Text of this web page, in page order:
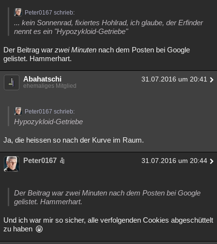
Peter0167 schrieb:
... kein Sonnenrad, fixiertes Hohlrad, ich glaube, der Erfinder
nennt es ein "Hypozykloid-Getriebe"
Der Beitrag war zwei Minuten nach dem Posten bei Google
gelistet. Hammerhart.
Abahatschi 31.07.2016 um 20:41
ehemaliges Mitglied
Peter0167 schrieb:
Hypozykloid-Getriebe
Ja, die heissen so nach der Kurve im Raum.
Peter0167 31.07.2016 um 20:44
Der Beitrag war zwei Minuten nach dem Posten bei Google
gelistet. Hammerhart.
Und ich war mir so sicher, alle verfolgenden Cookies abgeschüttelt
zu haben